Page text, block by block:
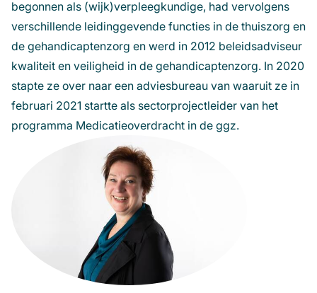
begonnen als (wijk)verpleegkundige, had vervolgens
verschillende leidinggevende functies in de thuiszorg en
de gehandicaptenzorg en werd in 2012 beleidsadviseur
kwaliteit en veiligheid in de gehandicaptenzorg. In 2020
stapte ze over naar een adviesbureau van waaruit ze in
februari 2021 startte als sectorprojectleider van het
programma Medicatieoverdracht in de ggz.